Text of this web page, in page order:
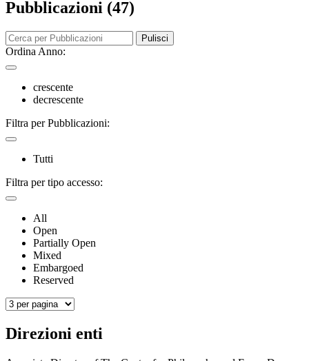
Pubblicazioni (47)
Pulisci
Ordina Anno:
crescente
decrescente
Filtra per Pubblicazioni:
Tutti
Filtra per tipo accesso:
All
Open
Partially Open
Mixed
Embargoed
Reserved
Direzioni enti